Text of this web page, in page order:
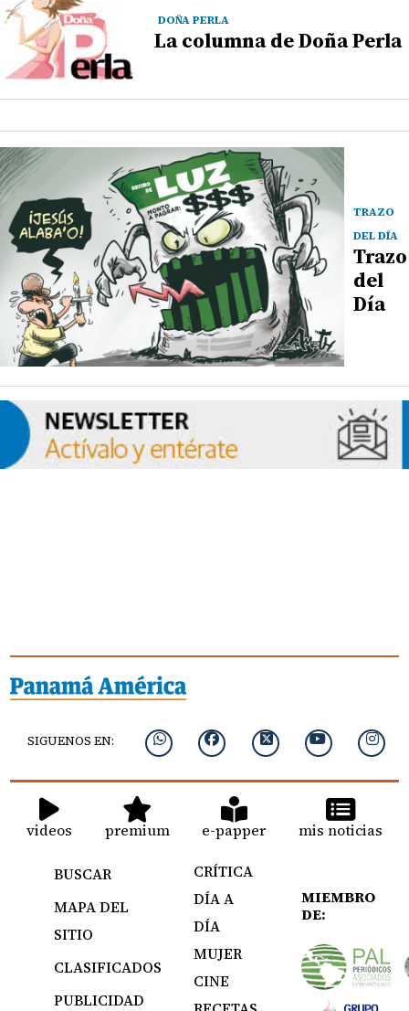
DOÑA PERLA
La columna de Doña Perla
TRAZO
DEL DÍA
Trazo
del
Día
SIGUENOS EN:
videos premium e-papper mis noticias
BUSCAR
MAPA DEL
SITIO
CLASIFICADOS
PUBLICIDAD
CRÍTICA
DÍA A
DÍA
MUJER
CINE
MIEMBRO
DE: